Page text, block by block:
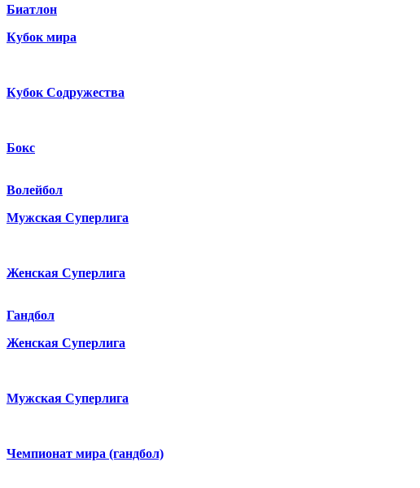
Биатлон
Кубок мира
Кубок Содружества
Бокс
Волейбол
Мужская Суперлига
Женская Суперлига
Гандбол
Женская Суперлига
Мужская Суперлига
Чемпионат мира (гандбол)